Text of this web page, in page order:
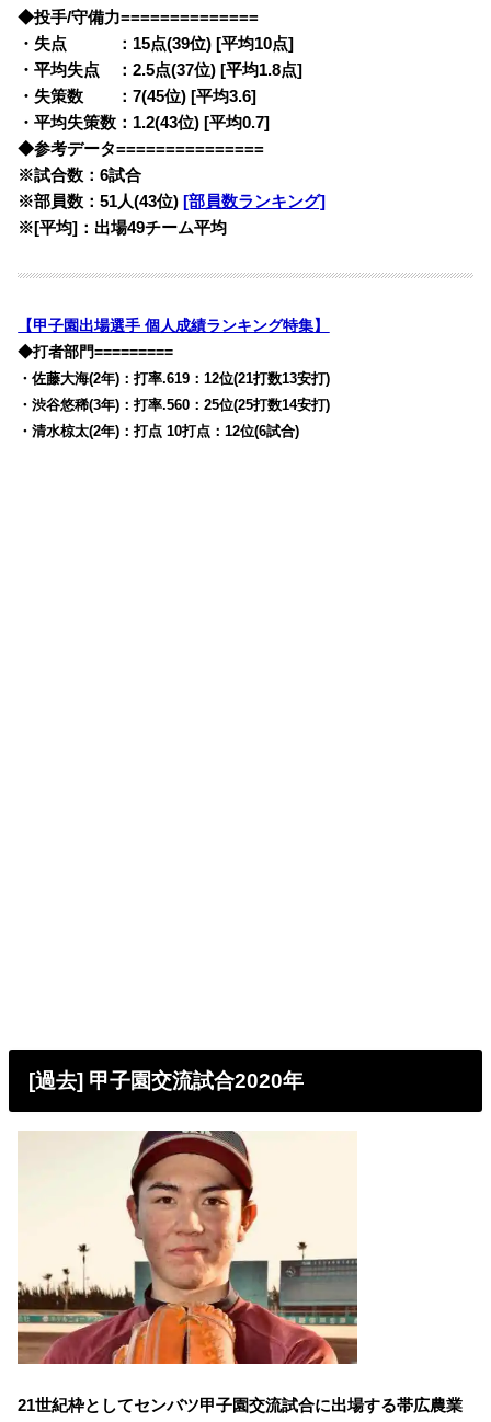
◆投手/守備力==============
・失点 ：15点(39位) [平均10点]
・平均失点 ：2.5点(37位) [平均1.8点]
・失策数 ：7(45位) [平均3.6]
・平均失策数：1.2(43位) [平均0.7]
◆参考データ===============
※試合数：6試合
※部員数：51人(43位) [部員数ランキング]
※[平均]：出場49チーム平均
【甲子園出場選手 個人成績ランキング特集】
◆打者部門=========
・佐藤大海(2年)：打率.619：12位(21打数13安打)
・渋谷悠稀(3年)：打率.560：25位(25打数14安打)
・清水椋太(2年)：打点 10打点：12位(6試合)
[過去] 甲子園交流試合2020年
21世紀枠としてセンバツ甲子園交流試合に出場する帯広農業